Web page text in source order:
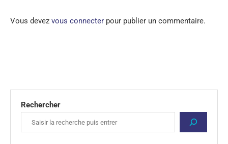
Vous devez vous connecter pour publier un commentaire.
Rechercher